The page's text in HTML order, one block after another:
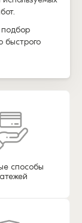
подбор
быстрого
способы